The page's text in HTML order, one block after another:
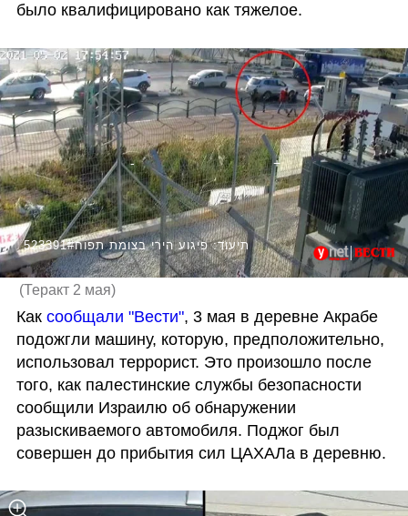
было квалифицировано как тяжелое.
523391#תיעוד: פיגוע הירי בצומת תפוח
(Теракт 2 мая)
Как сообщали "Вести", 3 мая в деревне Акрабе
подожгли машину, которую, предположительно,
использовал террорист. Это произошло после
того, как палестинские службы безопасности
сообщили Израилю об обнаружении
разыскиваемого автомобиля. Поджог был
совершен до прибытия сил ЦАХАЛа в деревню.